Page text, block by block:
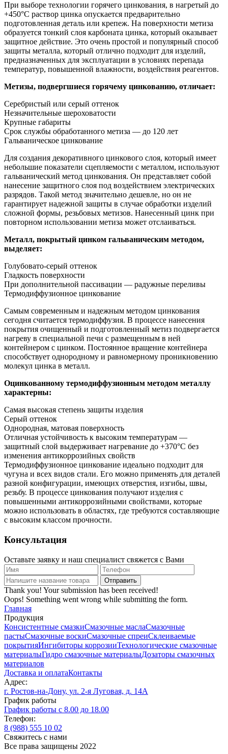
При выборе технологии горячего цинкования, в нагретый до
+450°C раствор цинка опускается предварительно
подготовленная деталь или крепеж. На поверхности метиза
образуется тонкий слоя карбоната цинка, который оказывает
защитное действие. Это очень простой и популярный способ
защиты металла, который отлично подходит для изделий,
предназначенных для эксплуатации в условиях перепада
температур, повышенной влажности, воздействия реагентов.
Метизы, подвергшиеся горячему цинкованию, отличает:
Серебристый или серый оттенок
Незначительные шероховатости
Крупные габариты
Срок службы обработанного метиза — до 120 лет
Гальваническое цинкование
Для создания декоративного цинкового слоя, который имеет
небольшие показатели сцепляемости с металлом, используют
гальванический метод цинкования. Он представляет собой
нанесение защитного слоя под воздействием электрических
разрядов. Такой метод значительно дешевле, но он не
гарантирует надежной защиты в случае обработки изделий
сложной формы, резьбовых метизов. Нанесенный цинк при
повторном использовании метиза может отслаиваться.
Металл, покрытый цинком гальваническим методом,
выделяет:
Голубовато-серый оттенок
Гладкость поверхности
При дополнительной пассивации — радужные переливы
Термодиффузионное цинкование
Самым современным и надежным методом цинкования
сегодня считается термодиффузия. В процессе нанесения
покрытия очищенный и подготовленный метиз подвергается
нагреву в специальной печи с размещенным в ней
контейнером с цинком. Постоянное вращение контейнера
способствует однородному и равномерному проникновению
молекул цинка в металл.
Оцинкованному термодиффузионным методом металлу
характерны:
Самая высокая степень защиты изделия
Серый оттенок
Однородная, матовая поверхность
Отличная устойчивость к высоким температурам —
защитный слой выдерживает нагревание до +370°C без
изменения антикоррозийных свойств
Термодиффузионное цинкование идеально подходит для
чугуна и всех видов стали. Его можно применять для деталей
разной конфигурации, имеющих отверстия, изгибы, швы,
резьбу. В процессе цинкования получают изделия с
повышенными антикоррозийными свойствами, которые
можно использовать в областях, где требуются составляющие
с высоким классом прочности.
Консультация
Оставьте заявку и наш специалист свяжется с Вами
Thank you! Your submission has been received!
Oops! Something went wrong while submitting the form.
Главная
Продукция
Консистентные смазкиСмазочные маслаСмазочные
пастыСмазочные воскиСмазочные спреиСклеиваемые
покрытияИнгибиторы коррозииТехнологические смазочные
материалыГидро смазочные материалыДозаторы смазочных
материалов
Доставка и оплатаКонтакты
Адрес:
г. Ростов-на-Дону, ул. 2-я Луговая, д. 14А
График работы
График работы с 8.00 до 18.00
Телефон:
8 (988) 555 10 02
Cвяжитесь с нами
Все права защищены 2022